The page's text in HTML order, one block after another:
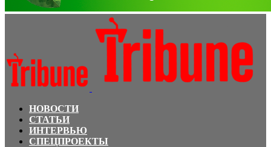
НОВОСТИ
СТАТЬИ
ИНТЕРВЬЮ
СПЕЦПРОЕКТЫ